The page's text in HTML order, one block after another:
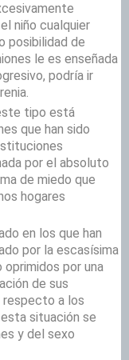
niño cualquier
posibilidad de
le es enseñada
podría ir
tipo está
que han sido
por el absoluto
de miedo que
hogares
en los que han
por la escasísima
oprimidos por una
de sus
respecto a los
situación se
y del sexo